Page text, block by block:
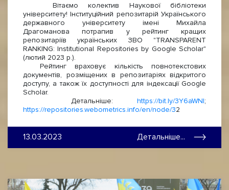
Вітаємо колектив Наукової бібліотеки
університету!Інституційний репозитарій Українського
державного університету імені Михайла
Драгоманова потрапив у рейтинг кращих
репозитаріїв українських ЗВО "TRANSPARENT
RANKING: Institutional Repositories by Google Scholar"
(лютий 2023 р.).
Рейтинг враховує кількість повнотекстових
документів, розміщених в репозитаріях відкритого
доступу, а також їх доступності для індексації Google
Scholar.
Детальніше: https://bit.ly/3Y6aWNI;
https://repositories.webometrics.info/en/node/32
13.03.2023 Детальніше...